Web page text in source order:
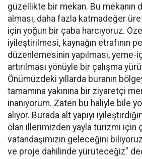
güzellikte bir mekan. Bu mekanın
alması, daha fazla katmadeğer
için yoğun bir çaba harcıyoruz.
iyileştirilmesi, kaynağın etrafının
düzenlemesinin yapılması, yeme-
artırılması yönüyle bir çalışma
Önümüzdeki yıllarda buranın
tamamına yakınına bir ziyaretçi
inanıyorum. Zaten bu haliyle bile
alıyor. Burada alt yapıyı
olan illerimizden yayla turizmi için
vatandaşımızın geleceğini
ve proje dahilinde yürüteceğiz”